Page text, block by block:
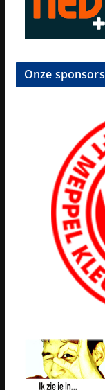
Onze sponsors